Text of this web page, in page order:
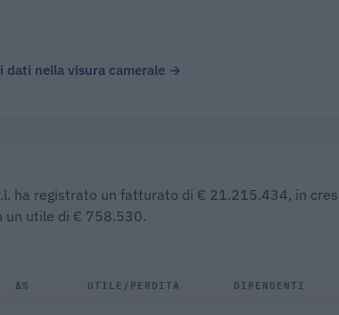
dati nella visura camerale →
ha registrato un fatturato di € 21.215.434, in
un utile di € 758.530.
Δ% UTILE/PERDITA DIPENDENTI